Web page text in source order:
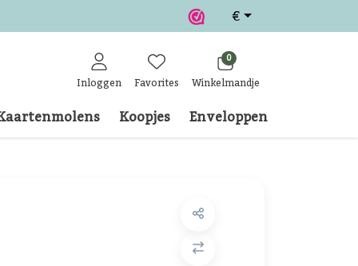
€
Inloggen Favorites
0
Winkelmandje
Koopjes Enveloppen